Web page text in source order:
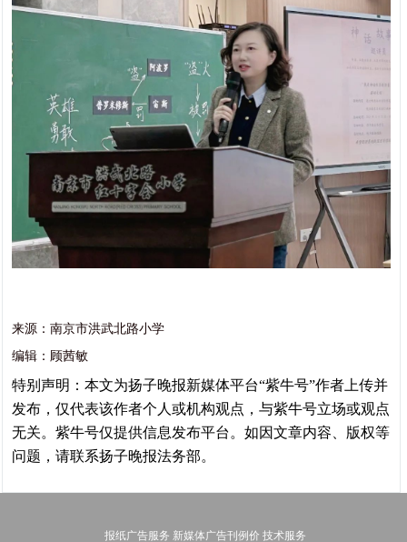
来源：南京市洪武北路小学
编辑：顾茜敏
特别声明：本文为扬子晚报新媒体平台“紫牛号”作者上传并
发布，仅代表该作者个人或机构观点，与紫牛号立场或观点
无关。紫牛号仅提供信息发布平台。如因文章内容、版权等
问题，请联系扬子晚报法务部。
报纸广告服务 新媒体广告刊例价 技术服务